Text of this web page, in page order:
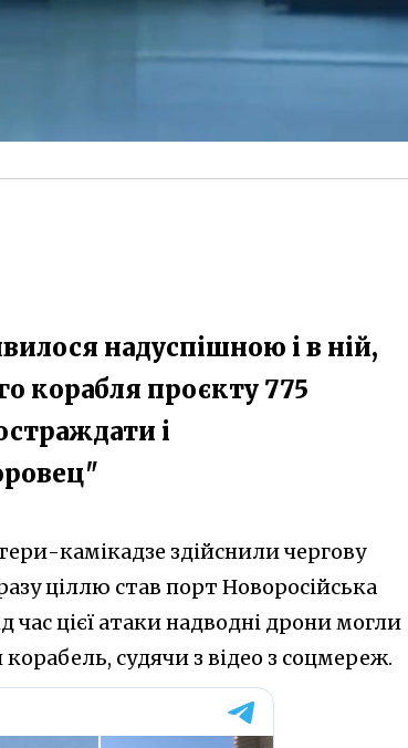
надуспішною і в ній,
корабля проєкту 775
і
камікадзе здійснили чергову
ціллю став порт Новоросійська
час цієї атаки надводні дрони могли
судячи з відео з соцмереж.